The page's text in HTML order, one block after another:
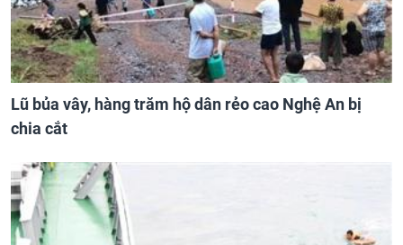
Lũ bủa vây, hàng trăm hộ dân rẻo cao Nghệ An bị
chia cắt